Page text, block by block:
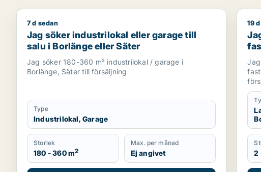
Jag söker industrilokal eller garage till salu i Borlänge eller
7 d sedan
Jag söker industrilokal eller garage till
salu i Borlänge eller Säter
Jag söker 180-360 m² industrilokal / garage i
Borlänge, Säter till försäljning
Type
Industrilokal, Garage
Storlek
180 - 360 m2
Max. per månad
Ej angivet
19
2